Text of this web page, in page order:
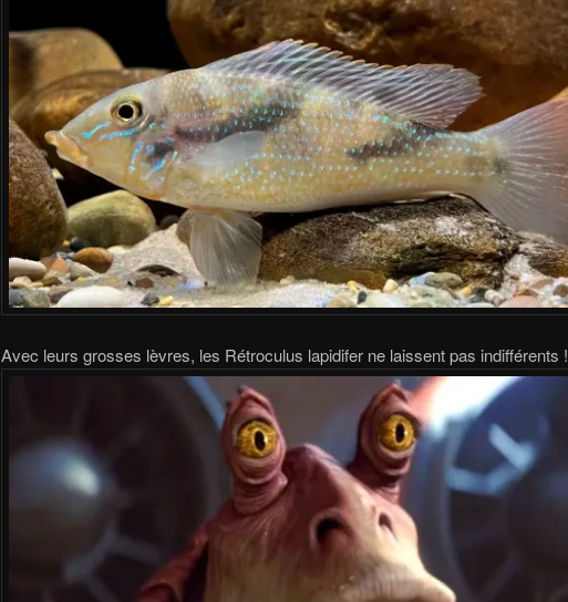
Avec leurs grosses lèvres, les Rétroculus lapidifer ne laissent pas indifférents !